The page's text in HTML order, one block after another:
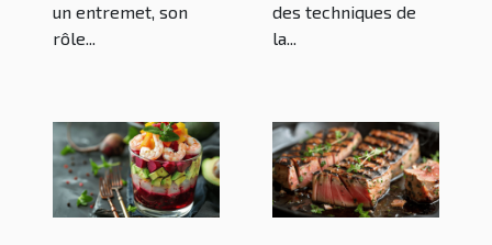
un entremet, son
rôle...
des techniques de
la...